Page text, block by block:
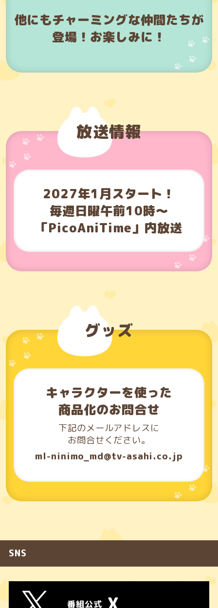
他にもチャーミングな仲間たちが
登場！お楽しみに！
放送情報
2027年1月スタート！
毎週日曜午前10時～
「PicoAniTime」内放送
グッズ
キャラクターを使った
商品化のお問合せ
下記のメールアドレスに
お問合せください。
ml-ninimo_md@tv-asahi.co.jp
SNS